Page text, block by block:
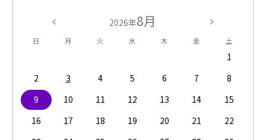
2026年8月
日 月 火 水 木 金 土
1
2
3 4 5 6 7
8
9
10 11 12 13 14
15
16
17 18 19 20 21
22